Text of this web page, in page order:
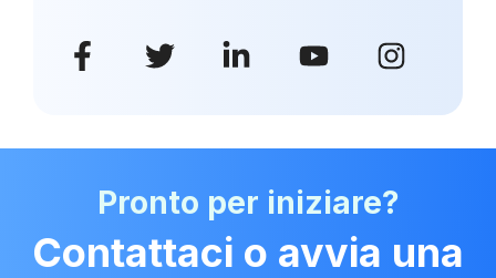
Pronto per iniziare?
Contattaci o avvia una